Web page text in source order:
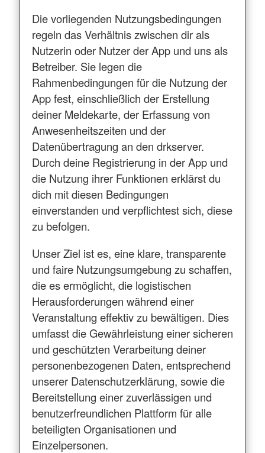
Die vorliegenden Nutzungsbedingungen
regeln das Verhältnis zwischen dir als
Nutzerin oder Nutzer der App und uns als
Betreiber. Sie legen die
Rahmenbedingungen für die Nutzung der
App fest, einschließlich der Erstellung
deiner Meldekarte, der Erfassung von
Anwesenheitszeiten und der
Datenübertragung an den drkserver.
Durch deine Registrierung in der App und
die Nutzung ihrer Funktionen erklärst du
dich mit diesen Bedingungen
einverstanden und verpflichtest sich, diese
zu befolgen.
Unser Ziel ist es, eine klare, transparente
und faire Nutzungsumgebung zu schaffen,
die es ermöglicht, die logistischen
Herausforderungen während einer
Veranstaltung effektiv zu bewältigen. Dies
umfasst die Gewährleistung einer sicheren
und geschützten Verarbeitung deiner
personenbezogenen Daten, entsprechend
unserer Datenschutzerklärung, sowie die
Bereitstellung einer zuverlässigen und
benutzerfreundlichen Plattform für alle
beteiligten Organisationen und
Einzelpersonen.